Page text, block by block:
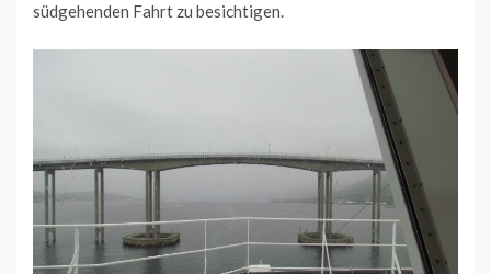
südgehenden Fahrt zu besichtigen.